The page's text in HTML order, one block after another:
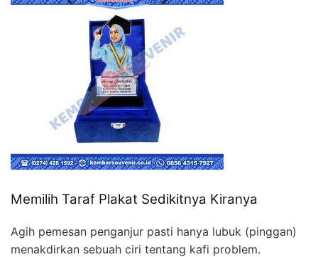
Memilih Taraf Plakat Sedikitnya Kiranya
Agih pemesan penganjur pasti hanya lubuk (pinggan)
menakdirkan sebuah ciri tentang kafi problem.